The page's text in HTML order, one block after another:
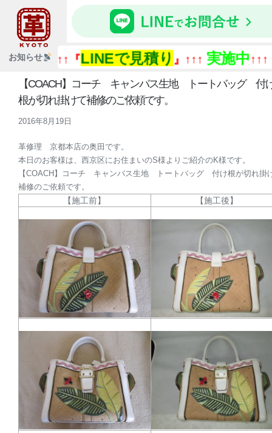
お知らせ
↑↑↑『 LINEで見積り』↑↑↑ 実施中↑↑↑『
【COACH】コーチ キャンバス生地 トートバッグ 付
根が切れ掛けて補修のご依頼です。
2016年8月19日
革修理 京都本店の奥田です。
本日のお客様は、西京区にお住まいのS様よりご紹介のK様です。
【COACH】コーチ キャンバス生地 トートバッグ 付け根が切れ掛
補修のご依頼です。
【施工前】 【施工後】